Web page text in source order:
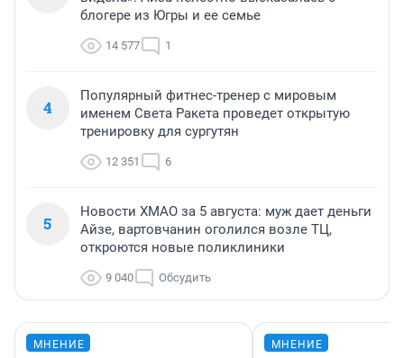
блогере из Югры и ее семье
14 577 1
4
Популярный фитнес-тренер с мировым
именем Света Ракета проведет открытую
тренировку для сургутян
12 351 6
5
Новости ХМАО за 5 августа: муж дает деньги
Айзе, вартовчанин оголился возле ТЦ,
откроются новые поликлиники
9 040 Обсудить
МНЕНИЕ МНЕНИЕ